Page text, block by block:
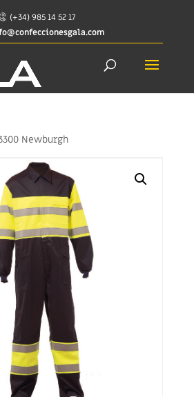
(+34) 985 14 52 17
Newburgh